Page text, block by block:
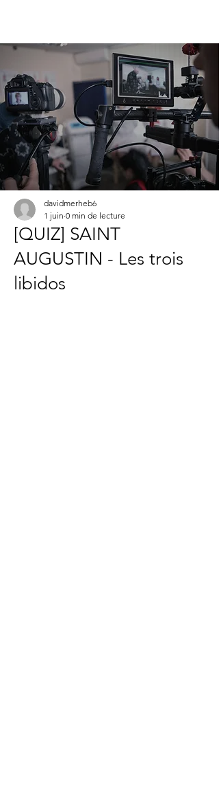
[QUIZ] SAINT
AUGUSTIN - Les trois
libidos
davidmerheb6
1 juin 0 min de lecture